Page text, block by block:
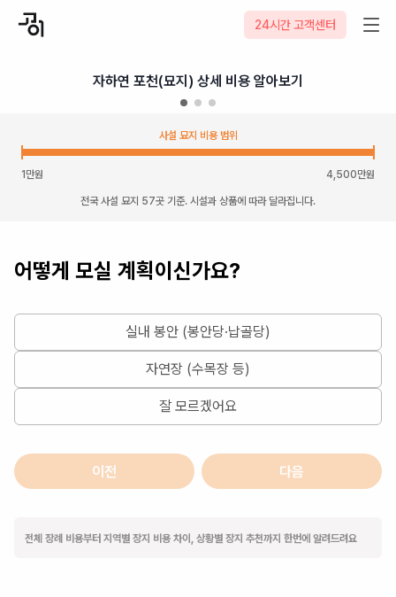
24시간 고객센터
자하연 포천(묘지) 상세 비용 알아보기
사설 묘지 비용 범위
1 만원 4,500만원
전국 사설 묘지 57곳 기준. 시설과 상품에 따라 달라집니다.
어떻게 모실 계획이신가요?
실내 봉안 (봉안당·납골당)
자연장 (수목장 등)
잘 모르겠어요
이전 다음
전체 장례 비용부터 지역별 장지 비용 차이, 상황별 장지 추천까지 한번에 알려드려요